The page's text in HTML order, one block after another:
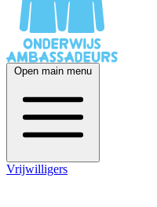
Open main menu
Vrijwilligers